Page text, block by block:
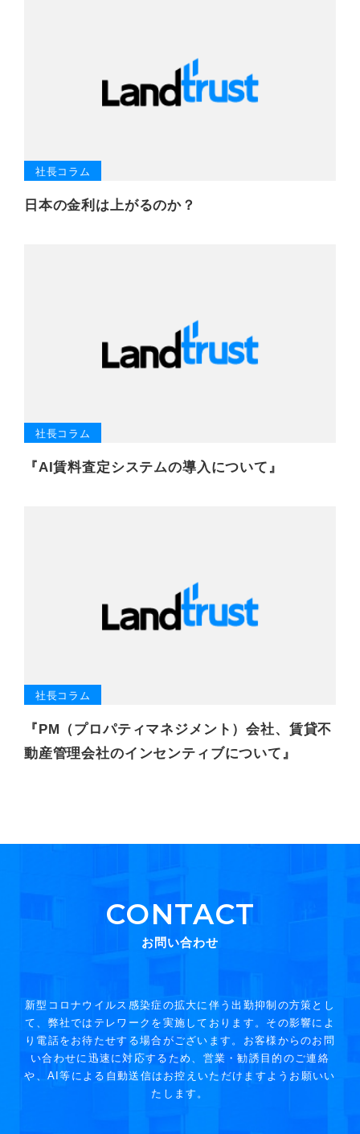
社長コラム
日本の金利は上がるのか？
社長コラム
『AI賃料査定システムの導入について』
社長コラム
『PM（プロパティマネジメント）会社、賃貸不
動産管理会社のインセンティブについて』
CONTACT
お問い合わせ
新型コロナウイルス感染症の拡大に伴う出勤抑制の方策とし
て、弊社ではテレワークを実施しております。その影響によ
り電話をお待たせする場合がございます。お客様からのお問
い合わせに迅速に対応するため、営業・勧誘目的のご連絡
や、AI等による自動送信はお控えいただけますようお願いい
たします。